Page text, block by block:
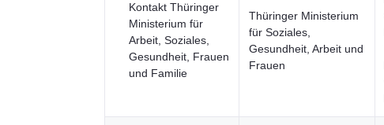
Kontakt Thüringer
Ministerium für
Arbeit, Soziales,
Gesundheit, Frauen
und Familie
Thüringer Ministerium
für Soziales,
Gesundheit, Arbeit und
Frauen